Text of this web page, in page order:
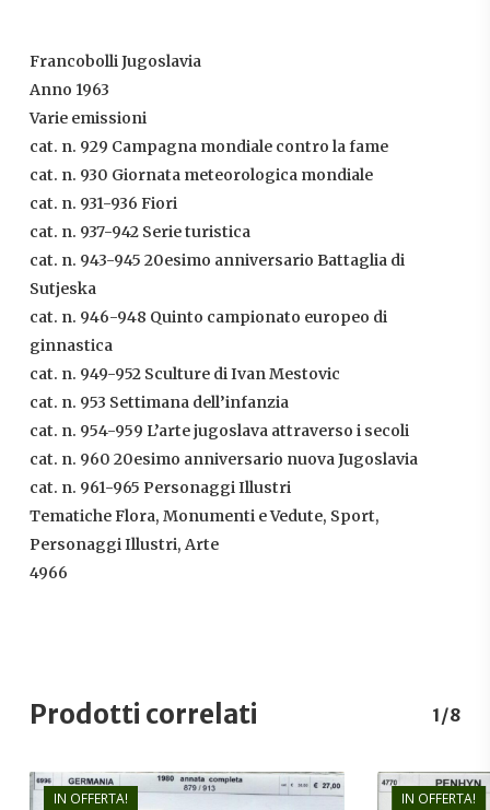
Francobolli Jugoslavia
Anno 1963
Varie emissioni
cat. n. 929 Campagna mondiale contro la fame
cat. n. 930 Giornata meteorologica mondiale
cat. n. 931-936 Fiori
cat. n. 937-942 Serie turistica
cat. n. 943-945 20esimo anniversario Battaglia di
Sutjeska
cat. n. 946-948 Quinto campionato europeo di
ginnastica
cat. n. 949-952 Sculture di Ivan Mestovic
cat. n. 953 Settimana dell’infanzia
cat. n. 954-959 L’arte jugoslava attraverso i secoli
cat. n. 960 20esimo anniversario nuova Jugoslavia
cat. n. 961-965 Personaggi Illustri
Tematiche Flora, Monumenti e Vedute, Sport,
Personaggi Illustri, Arte
4966
Prodotti correlati 1/8
IN OFFERTA! IN OFFERTA!